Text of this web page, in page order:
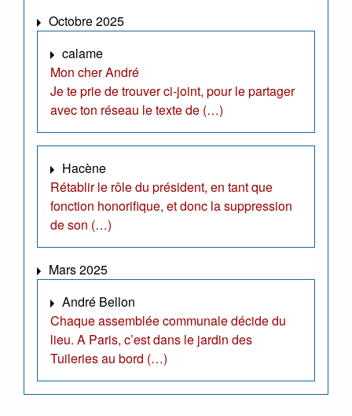
Octobre 2025
calame
Mon cher André
Je te prie de trouver ci-joint, pour le partager
avec ton réseau le texte de (…)
Hacène
Rétablir le rôle du président, en tant que
fonction honorifique, et donc la suppression
de son (…)
Mars 2025
André Bellon
Chaque assemblée communale décide du
lieu. A Paris, c’est dans le jardin des
Tuileries au bord (…)